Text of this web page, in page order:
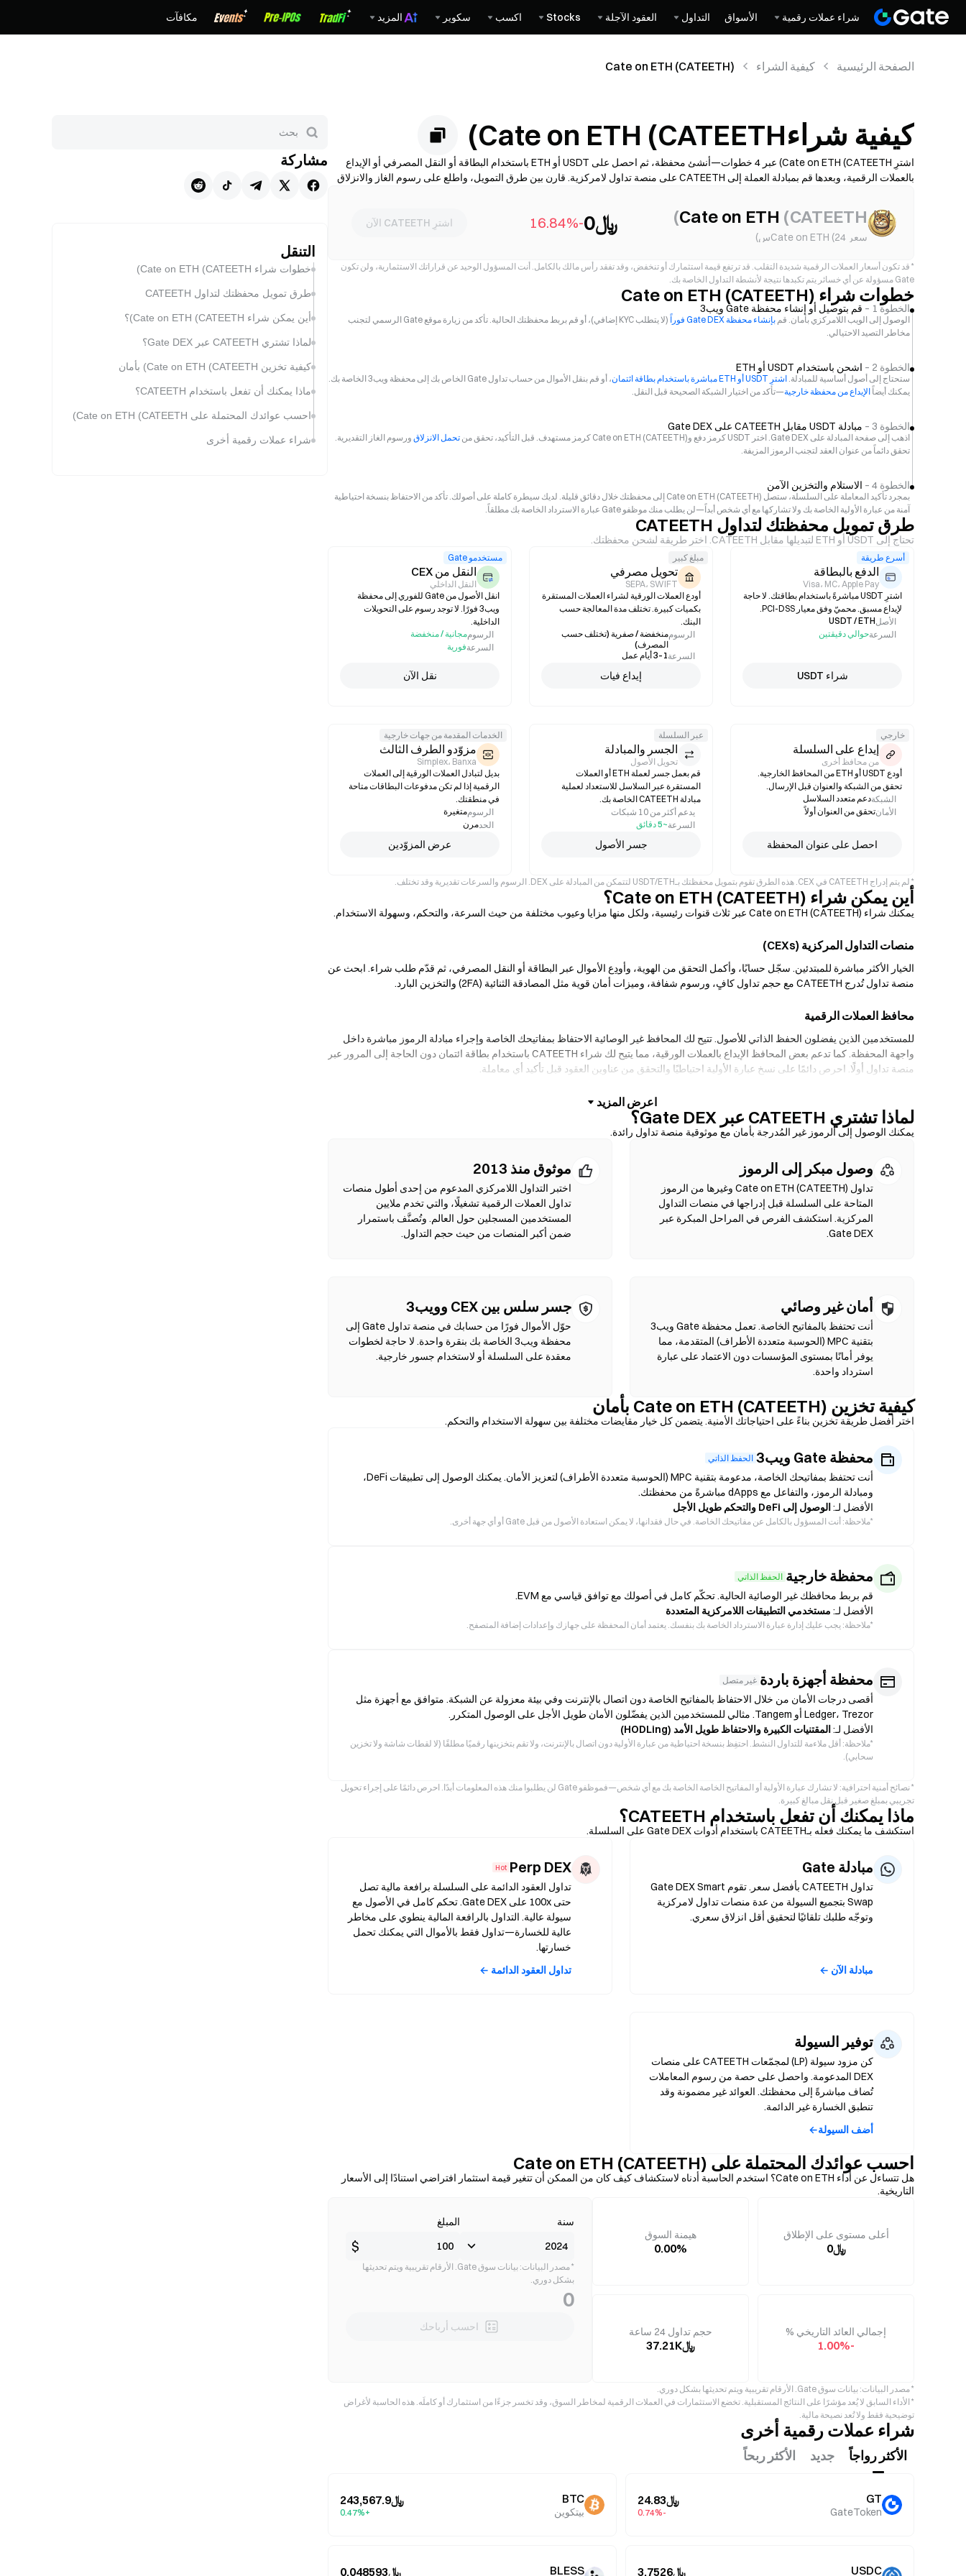
شراء عملات رقمية الأسواق التداول العقود الآجلة Stocks اكسب سكوير المزيد مكافآت
الصفحة الرئيسية كيفية الشراء Cate on ETH (CATEETH)
كيفية شراءCate on ETH (CATEETH)
اشترِ Cate on ETH (CATEETH) عبر 4 خطوات—أنشئ محفظة، ثم احصل على USDT أو ETH باستخدام البطاقة أو النقل المصرفي أو الإيداع
بالعملات الرقمية، وبعدها قم بمبادلة العملة إلى CATEETH على منصة تداول لامركزية. قارن بين طرق التمويل، واطلع على رسوم الغاز والانزلاق
Cate on ETH (CATEETH
)
سعر Cate on ETH (24س)
﷼0 -16.84% اشترِ CATEETH الآن
* قد تكون أسعار العملات الرقمية شديدة التقلب. قد ترتفع قيمة استثمارك أو تنخفض، وقد تفقد رأس مالك بالكامل. أنت المسؤول الوحيد عن قراراتك الاستثمارية، ولن تكون
Gate مسؤولة عن أي خسائر يتم تكبدها نتيجة لأنشطة التداول الخاصة بك.
خطوات شراء Cate on ETH (CATEETH)
الخطوة 1 – قم بتوصيل أو إنشاء محفظة Gate ويب3
الوصول إلى الويب اللامركزي بأمان. قم بإنشاء محفظة Gate DEX فوراً
(لا يتطلب KYC إضافي)، أو قم بربط محفظتك الحالية. تأكد من زيارة موقع Gate الرسمي لتجنب
مخاطر التصيد الاحتيالي.
الخطوة 2 – اشحن باستخدام USDT أو ETH
ستحتاج إلى أصول أساسية للمبادلة. اشترِ USDT أو ETH مباشرة باستخدام بطاقة ائتمان
، أو قم بنقل الأموال من حساب تداول Gate الخاص بك إلى محفظة ويب3 الخاصة بك.
يمكنك أيضاً الإيداع من محفظة خارجية—تأكد من اختيار الشبكة الصحيحة قبل النقل.
الخطوة 3 – مبادلة USDT مقابل CATEETH على Gate DEX
اذهب إلى صفحة المبادلة على Gate DEX. اختر USDT كرمز دفع وCate on ETH (CATEETH) كرمز مستهدف. قبل التأكيد، تحقق من تحمل الانزلاق ورسوم الغاز التقديرية.
تحقق دائماً من عنوان العقد لتجنب الرموز المزيفة.
الخطوة 4 – الاستلام والتخزين الآمن
بمجرد تأكيد المعاملة على السلسلة، ستصل Cate on ETH (CATEETH) إلى محفظتك خلال دقائق قليلة. لديك سيطرة كاملة على أصولك. تأكد من الاحتفاظ بنسخة احتياطية
آمنة من عبارة الأولية الخاصة بك ولا تشاركها مع أي شخص أبداً—لن يطلب منك موظفو Gate عبارة الاسترداد الخاصة بك مطلقاً.
طرق تمويل محفظتك لتداول CATEETH
تحتاج إلى USDT أو ETH لتبديلها مقابل CATEETH. اختر طريقة لشحن محفظتك.
أسرع طريقة
الدفع بالبطاقة
Visa، MC، Apple Pay
اشترِ USDT مباشرةً باستخدام بطاقتك. لا حاجة
لإيداع مسبق. محميّ وفق معيار PCI-DSS.
الأصلUSDT / ETH
السرعةحوالي دقيقتين
شراء USDT
مبلغ كبير
تحويل مصرفي
SEPA، SWIFT
أودع العملات الورقية لشراء العملات المستقرة
بكميات كبيرة. تختلف مدة المعالجة حسب
البنك.
الرسوممنخفضة / صفرية (تختلف حسب
المصرف)
السرعة1–3 أيام عمل
إيداع فيات
مستخدمو Gate
النقل من CEX
النقل الداخلي
انقل الأصول من Gate للفوري إلى محفظة
ويب3 فورًا. لا توجد رسوم على التحويلات
الداخلية.
الرسوممجانية / منخفضة
السرعةفورية
نقل الآن
خارجي
إيداع على السلسلة
من محافظ أخرى
أودع USDT أو ETH من المحافظ الخارجية.
تحقق من الشبكة والعنوان قبل الإرسال.
الشبكةدعم متعدد السلاسل
الأمانتحقق من العنوان أولاً
احصل على عنوان المحفظة
عبر السلسلة
الجسر والمبادلة
تحويل الأصول
قم بعمل جسر لعملة ETH أو العملات
المستقرة عبر السلاسل للاستعداد لعملية
مبادلة CATEETH الخاصة بك.
يدعم أكثر من 10 شبكات
السرعة~5 دقائق
جسر الأصول
الخدمات المقدمة من جهات خارجية
مزوّدو الطرف الثالث
Simplex، Banxa
بديل لتبادل العملات الورقية إلى العملات
الرقمية إذا لم تكن مدفوعات البطاقات متاحة
في منطقتك.
الرسوممتغيرة
الحدمرن
عرض المزوّدين
* لم يتم إدراج CATEETH في CEX. هذه الطرق تقوم بتمويل محفظتك بـUSDT/ETH لتتمكن من المبادلة على DEX. الرسوم والسرعات تقديرية وقد تختلف.
أين يمكن شراء Cate on ETH (CATEETH)؟
يمكنك شراء Cate on ETH (CATEETH) عبر ثلاث قنوات رئيسية، ولكل منها مزايا وعيوب مختلفة من حيث السرعة، والتحكم، وسهولة الاستخدام.
منصات التداول المركزية (CEXs)
الخيار الأكثر مباشرة للمبتدئين. سجّل حسابًا، وأكمل التحقق من الهوية، وأودِع الأموال عبر البطاقة أو النقل المصرفي، ثم قدّم طلب شراء. ابحث عن
منصة تداول تُدرج CATEETH مع حجم تداول كافٍ، ورسوم شفافة، وميزات أمان قوية مثل المصادقة الثنائية (2FA) والتخزين البارد.
محافظ العملات الرقمية
للمستخدمين الذين يفضلون الحفظ الذاتي للأصول. تتيح لك المحافظ غير الوصائية الاحتفاظ بمفاتيحك الخاصة وإجراء مبادلة الرموز مباشرة داخل
واجهة المحفظة. كما تدعم بعض المحافظ الإيداع بالعملات الورقية، مما يتيح لك شراء CATEETH باستخدام بطاقة ائتمان دون الحاجة إلى المرور عبر
منصة تداول أولًا. احرص دائمًا على نسخ عبارة الأولية احتياطيًا والتحقق من عناوين العقود قبل تأكيد أي معاملة.
تداول مباشرة بين الأفراد دون وسطاء. تستخدم منصات الـDEXs العقود الذكية لتنفيذ عمليات المبادلة على السلسلة—دون الحاجة للتسجيل أو
التحقق من الهوية. قم بتوصيل محفظة متوافقة، اختر زوج الرموز الخاص بك، واختر نسبة الانزلاق السعري، ثم أكد عملية المبادلة. يرجى ملاحظة أن
لماذا تشتري CATEETH عبر Gate DEX؟
يمكنك الوصول إلى الرموز غير المُدرجة بأمان مع موثوقية منصة تداول رائدة.
وصول مبكر إلى الرموز
تداول Cate on ETH (CATEETH) وغيرها من الرموز
المتاحة على السلسلة قبل إدراجها في منصات التداول
المركزية. استكشف الفرص في المراحل المبكرة عبر
Gate DEX.
موثوق منذ 2013
اختبر التداول اللامركزي المدعوم من إحدى أطول منصات
تداول العملات الرقمية تشغيلًا، والتي تخدم ملايين
المستخدمين المسجلين حول العالم. وتُصنَّف باستمرار
ضمن أكبر المنصات من حيث حجم التداول.
أمان غير وصائي
أنت تحتفظ بالمفاتيح الخاصة. تعمل محفظة Gate ويب3
بتقنية MPC (الحوسبة متعددة الأطراف) المتقدمة، مما
يوفر أمانًا بمستوى المؤسسات دون الاعتماد على عبارة
استرداد واحدة.
جسر سلس بين CEX وويب3
حوّل الأموال فورًا من حسابك في منصة تداول Gate إلى
محفظة ويب3 الخاصة بك بنقرة واحدة. لا حاجة لخطوات
معقدة على السلسلة أو لاستخدام جسور خارجية.
كيفية تخزين Cate on ETH (CATEETH) بأمان
اختر أفضل طريقة تخزين بناءً على احتياجاتك الأمنية. يتضمن كل خيار مقايضات مختلفة بين سهولة الاستخدام والتحكم.
محفظة Gate ويب3 الحفظ الذاتي
أنت تحتفظ بمفاتيحك الخاصة، مدعومة بتقنية MPC (الحوسبة متعددة الأطراف) لتعزيز الأمان. يمكنك الوصول إلى تطبيقات DeFi،
ومبادلة الرموز، والتفاعل مع dApps مباشرةً من محفظتك.
الأفضل لـ:الوصول إلى DeFi والتحكم طويل الأجل
*ملاحظة: أنت المسؤول بالكامل عن مفاتيحك الخاصة. في حال فقدانها، لا يمكن استعادة الأصول من قبل Gate أو أي جهة أخرى.
محفظة خارجية الحفظ الذاتي
قم بربط محافظك غير الوصائية الحالية. تحكّم كامل في أصولك مع توافق قياسي مع EVM.
الأفضل لـ: مستخدمي التطبيقات اللامركزية المتعددة
*ملاحظة: يجب عليك إدارة عبارة الاسترداد الخاصة بك بنفسك. يعتمد أمان المحفظة على جهازك وإعدادات إضافة المتصفح.
محفظة أجهزة باردة غير متصل
أقصى درجات الأمان من خلال الاحتفاظ بالمفاتيح الخاصة دون اتصال بالإنترنت وفي بيئة معزولة عن الشبكة. متوافق مع أجهزة مثل
Ledger، Trezor أو Tangem. مثالي للمستخدمين الذين يفضّلون الأمان طويل الأجل على الوصول المتكرر.
الأفضل لـ:المقتنيات الكبيرة والاحتفاظ طويل الأمد (HODLing)
*ملاحظة: أقل ملاءمة للتداول النشط. احتفِظ بنسخة احتياطية من عبارة الأولية دون اتصال بالإنترنت، ولا تقم بتخزينها رقميًا مطلقًا (لا لقطات شاشة ولا تخزين
سحابي).
* نصائح أمنية احترافية: لا تشارك عبارة الأولية أو المفاتيح الخاصة الخاصة بك مع أي شخص—فموظفو Gate لن يطلبوا منك هذه المعلومات أبدًا. احرص دائمًا على إجراء تحويل
تجريبي بمبلغ صغير قبل نقل مبالغ كبيرة.
ماذا يمكنك أن تفعل باستخدام CATEETH؟
استكشف ما يمكنك فعله بـCATEETH باستخدام أدوات Gate DEX على السلسلة.
مبادلة Gate
تداول CATEETH بأفضل سعر. تقوم Gate DEX Smart
Swap بتجميع السيولة من عدة منصات تداول لامركزية
وتوجّه طلبك تلقائيًا لتحقيق أقل انزلاق سعري.
مبادلة الآن ←
Perp DEX
Hot
تداول العقود الدائمة على السلسلة برافعة مالية تصل
حتى 100x على Gate DEX. تحكم كامل في الأصول مع
سيولة عالية. التداول بالرافعة المالية ينطوي على مخاطر
عالية للخسارة—تداول فقط بالأموال التي يمكنك تحمل
خسارتها.
تداول العقود الدائمة ←
توفير السيولة
كن مزود سيولة (LP) لمجمّعات CATEETH على منصات
DEX المدعومة. واحصل على حصة من رسوم المعاملات
تُضاف مباشرةً إلى محفظتك. العوائد غير مضمونة وقد
تنطبق الخسارة غير الدائمة.
أضف السيولة←
احسب عوائدك المحتملة على Cate on ETH (CATEETH)
هل تتساءل عن أداء Cate on ETH؟ استخدم الحاسبة أدناه لاستكشاف كيف كان من الممكن أن تتغير قيمة استثمار افتراضي استنادًا إلى الأسعار
التاريخية.
أعلى مستوى على الإطلاق
﷼0
هيمنة السوق
0.00%
إجمالي العائد التاريخي %
-1.00%
حجم تداول 24 ساعة
﷼37.21K
سنة المبلغ
$
* مصدر البيانات: بيانات سوق Gate. الأرقام تقريبية ويتم تحديثها
بشكل دوري.
0
احسب أرباحك
* مصدر البيانات: بيانات سوق Gate. الأرقام تقريبية ويتم تحديثها بشكل دوري.
* الأداء السابق لا يُعد مؤشرًا على النتائج المستقبلية. تخضع الاستثمارات في العملات الرقمية لمخاطر السوق، وقد تخسر جزءًا من استثمارك أو كاملَه. هذه الحاسبة لأغراض
توضيحية فقط ولا تُعد نصيحة مالية.
شراء عملات رقمية أخرى
الأكثر رواجاً جديد الأكثر ربحاً
GT
GateToken
﷼24.83
-0.74%
BTC
بيتكوين
﷼243,567.9
+0.47%
USDC ﷼3.7526 BLESS ﷼0.048593
مشاركة
التنقل
خطوات شراء Cate on ETH (CATEETH)
طرق تمويل محفظتك لتداول CATEETH
أين يمكن شراء Cate on ETH (CATEETH)؟
لماذا تشتري CATEETH عبر Gate DEX؟
كيفية تخزين Cate on ETH (CATEETH) بأمان
ماذا يمكنك أن تفعل باستخدام CATEETH؟
احسب عوائدك المحتملة على Cate on ETH (CATEETH)
شراء عملات رقمية أخرى